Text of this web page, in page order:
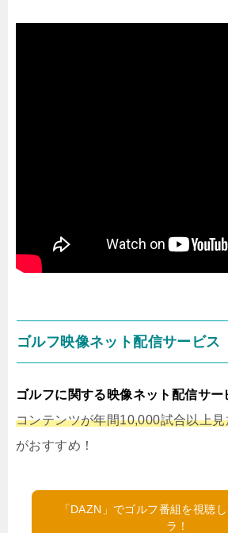
ゴルフ映像ネット配信サービス
ゴルフに関する映像ネット配信サー
コンテンツが年間10,000試合以上
がおすすめ！
「DAZN」でゴルフ番組を視聴
ラ！